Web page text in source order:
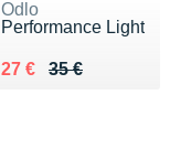
Odlo
Performance Light
35 €
Au lieu de 35 €
27 €
Vendu 27 €